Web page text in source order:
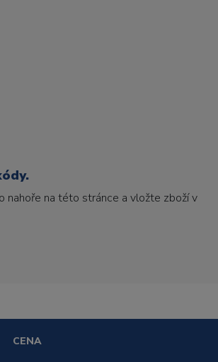
nahoře na této stránce a vložte zboží v
CENA